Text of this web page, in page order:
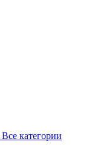
Все категории